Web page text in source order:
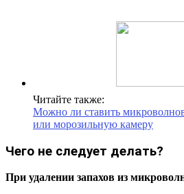
Читайте также:
Можно ли ставить
или морозильную камеру
Чего не следует делать?
При удалении запахов из